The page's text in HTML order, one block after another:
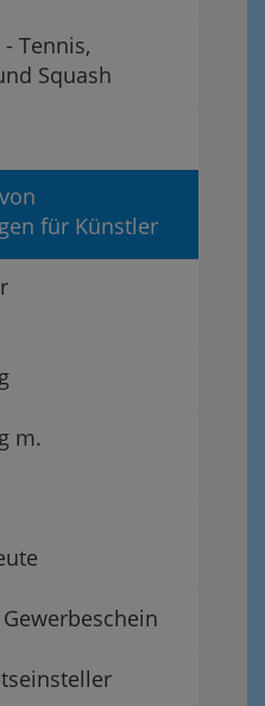
Tennis,
Squash
für Künstler
m.